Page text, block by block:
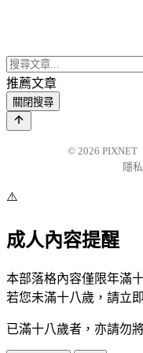
推薦文章
關閉搜尋
© 2026 PIXNET
隱
⚠️
成人內容提醒
本部落格內容僅限年滿
若您未滿十八歲，請立
已滿十八歲者，亦請勿